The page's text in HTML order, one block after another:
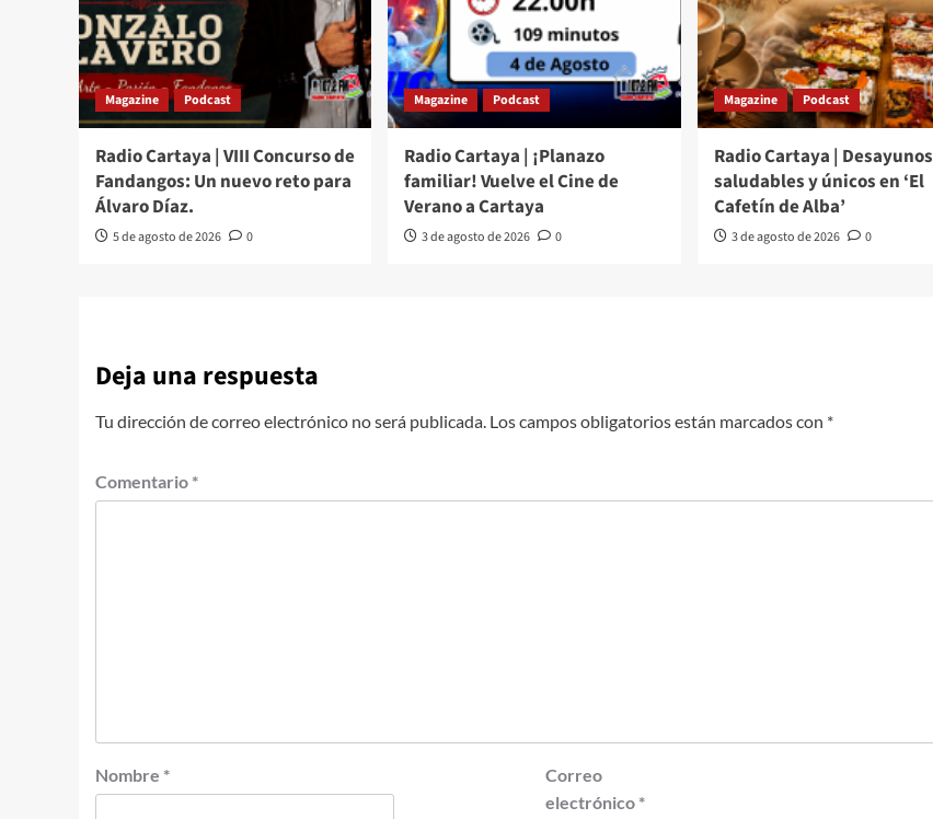
Magazine Podcast
Radio Cartaya | VIII Concurso de
Fandangos: Un nuevo reto para
Álvaro Díaz.
5 de agosto de 2026 0
Magazine Podcast
Radio Cartaya | ¡Planazo
familiar! Vuelve el Cine de
Verano a Cartaya
3 de agosto de 2026 0
Magazine Podcast
Radio Cartaya | Desayunos
saludables y únicos en ‘El
Cafetín de Alba’
3 de agosto de 2026 0
Deja una respuesta
Tu dirección de correo electrónico no será publicada. Los campos obligatorios están marcados con *
Comentario *
Nombre *
Correo
electrónico *